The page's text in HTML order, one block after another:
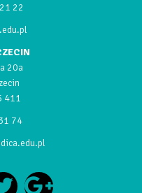
22
20a
411
74